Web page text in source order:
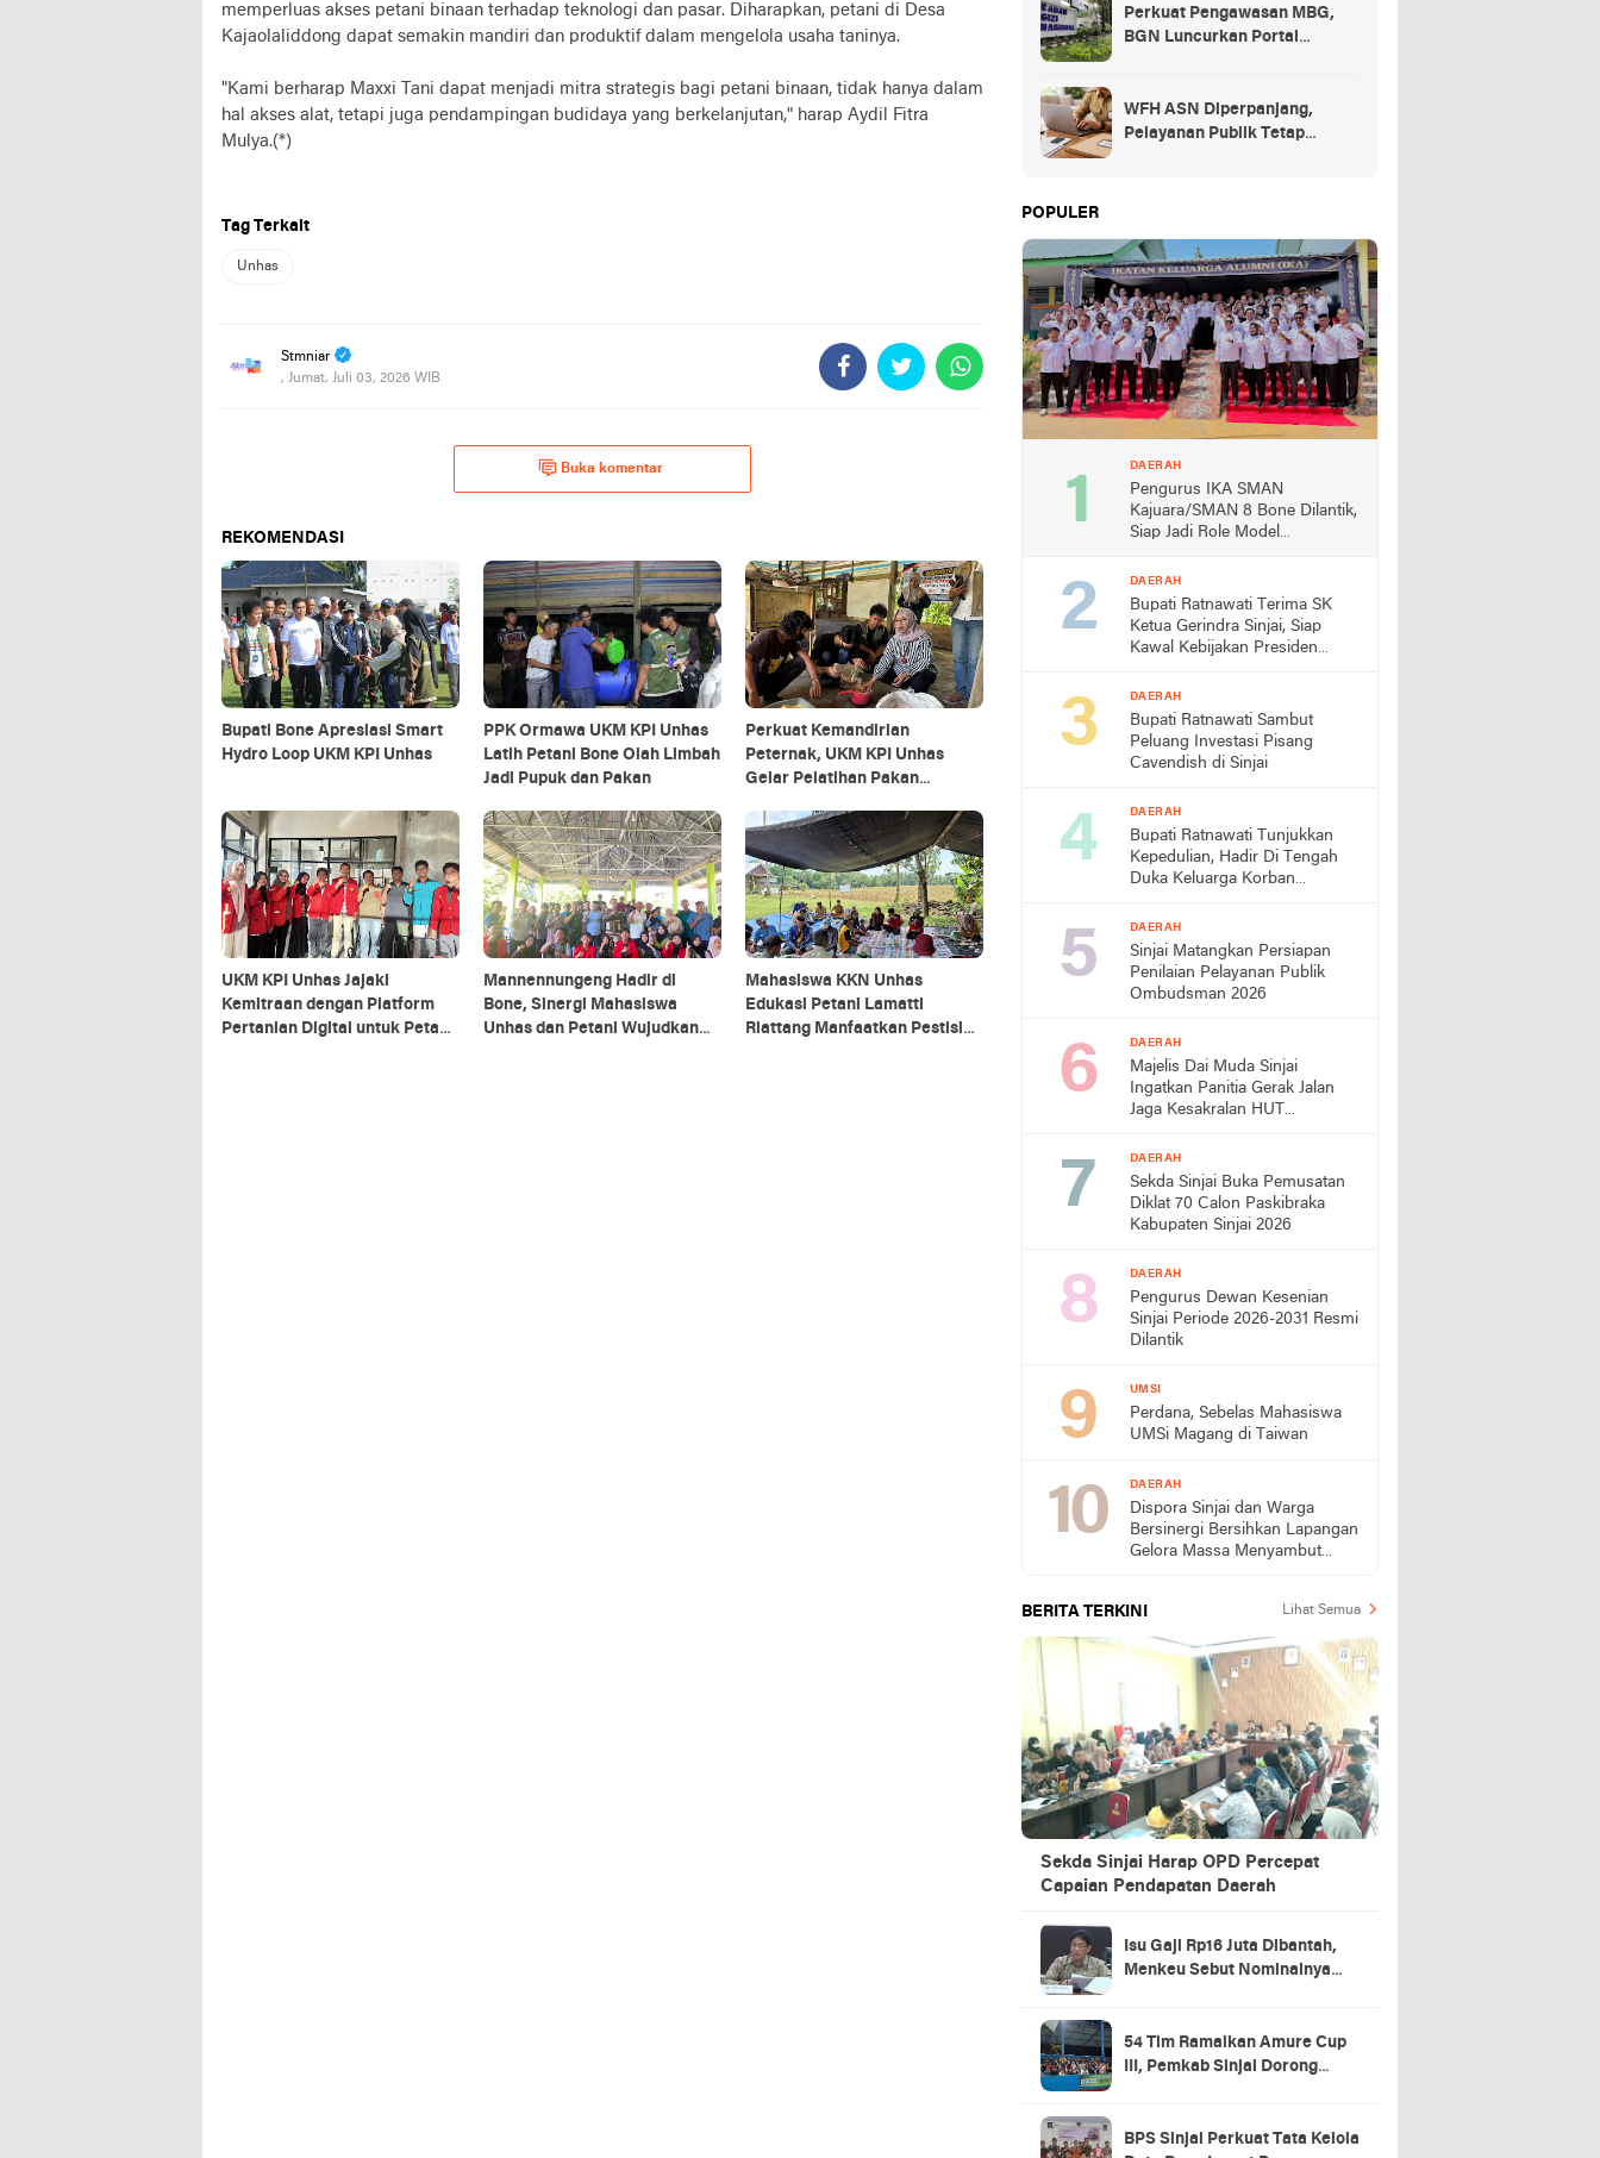
memperluas akses petani binaan terhadap teknologi dan pasar. Diharapkan, petani di Desa
Kajaolaliddong dapat semakin mandiri dan produktif dalam mengelola usaha taninya.
"Kami berharap Maxxi Tani dapat menjadi mitra strategis bagi petani binaan, tidak hanya dalam
hal akses alat, tetapi juga pendampingan budidaya yang berkelanjutan," harap Aydil Fitra
Mulya.(*)
Tag Terkait
Unhas
Stmniar
, Jumat, Juli 03, 2026 WIB
Buka komentar
REKOMENDASI
Bupati Bone Apresiasi Smart
Hydro Loop UKM KPI Unhas
PPK Ormawa UKM KPI Unhas
Latih Petani Bone Olah Limbah
Jadi Pupuk dan Pakan
Perkuat Kemandirian
Peternak, UKM KPI Unhas
Gelar Pelatihan Pakan
UKM KPI Unhas Jajaki
Kemitraan dengan Platform
Pertanian Digital untuk Petani
Mannennungeng Hadir di
Bone, Sinergi Mahasiswa
Unhas dan Petani Wujudkan
Mahasiswa KKN Unhas
Edukasi Petani Lamatti
Riattang Manfaatkan Pestisida
Perkuat Pengawasan MBG,
BGN Luncurkan Portal
WFH ASN Diperpanjang,
Pelayanan Publik Tetap
POPULER
DAERAH
Pengurus IKA SMAN
Kajuara/SMAN 8 Bone Dilantik,
Siap Jadi Role Model
DAERAH
Bupati Ratnawati Terima SK
Ketua Gerindra Sinjai, Siap
Kawal Kebijakan Presiden
DAERAH
Bupati Ratnawati Sambut
Peluang Investasi Pisang
Cavendish di Sinjai
DAERAH
Bupati Ratnawati Tunjukkan
Kepedulian, Hadir Di Tengah
Duka Keluarga Korban
DAERAH
Sinjai Matangkan Persiapan
Penilaian Pelayanan Publik
Ombudsman 2026
DAERAH
Majelis Dai Muda Sinjai
Ingatkan Panitia Gerak Jalan
Jaga Kesakralan HUT
DAERAH
Sekda Sinjai Buka Pemusatan
Diklat 70 Calon Paskibraka
Kabupaten Sinjai 2026
DAERAH
Pengurus Dewan Kesenian
Sinjai Periode 2026-2031 Resmi
Dilantik
UMSI
Perdana, Sebelas Mahasiswa
UMSi Magang di Taiwan
DAERAH
Dispora Sinjai dan Warga
Bersinergi Bersihkan Lapangan
Gelora Massa Menyambut
BERITA TERKINI Lihat Semua
Sekda Sinjai Harap OPD Percepat
Capaian Pendapatan Daerah
Isu Gaji Rp16 Juta Dibantah,
Menkeu Sebut Nominalnya
54 Tim Ramaikan Amure Cup
III, Pemkab Sinjai Dorong
BPS Sinjai Perkuat Tata Kelola